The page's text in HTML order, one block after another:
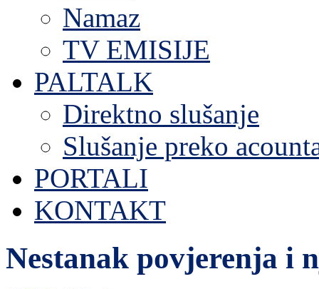
Namaz
TV EMISIJE
PALTALK
Direktno slušanje
Slušanje preko
PORTALI
KONTAKT
Nestanak povjerenja i